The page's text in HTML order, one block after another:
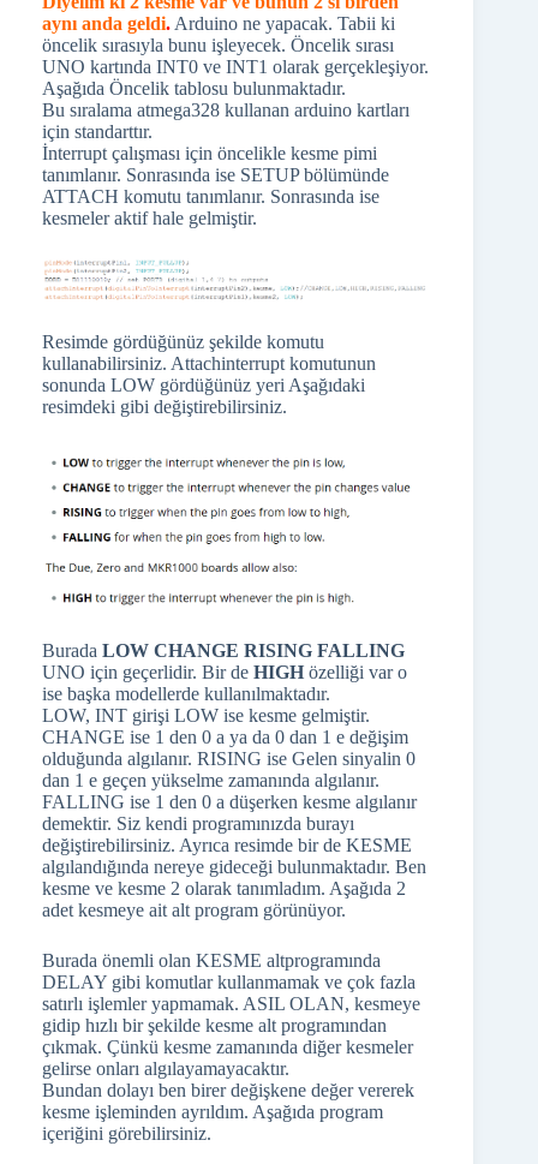
aynı anda geldi. Arduino ne yapacak. Tabii ki
öncelik sırasıyla bunu işleyecek. Öncelik sırası
UNO kartında INT0 ve INT1 olarak gerçekleşiyor.
Aşağıda Öncelik tablosu bulunmaktadır.
Bu sıralama atmega328 kullanan arduino kartları
için standarttır.
İnterrupt çalışması için öncelikle kesme pimi
tanımlanır. Sonrasında ise SETUP bölümünde
ATTACH komutu tanımlanır. Sonrasında ise
kesmeler aktif hale gelmiştir.
Resimde gördüğünüz şekilde komutu
kullanabilirsiniz. Attachinterrupt komutunun
sonunda LOW gördüğünüz yeri Aşağıdaki
resimdeki gibi değiştirebilirsiniz.
Burada LOW CHANGE RISING FALLING
UNO için geçerlidir. Bir de HIGH özelliği var o
ise başka modellerde kullanılmaktadır.
LOW, INT girişi LOW ise kesme gelmiştir.
CHANGE ise 1 den 0 a ya da 0 dan 1 e değişim
olduğunda algılanır. RISING ise Gelen sinyalin 0
dan 1 e geçen yükselme zamanında algılanır.
FALLING ise 1 den 0 a düşerken kesme algılanır
demektir. Siz kendi programınızda burayı
değiştirebilirsiniz. Ayrıca resimde bir de KESME
algılandığında nereye gideceği bulunmaktadır. Ben
kesme ve kesme 2 olarak tanımladım. Aşağıda 2
adet kesmeye ait alt program görünüyor.
Burada önemli olan KESME altprogramında
DELAY gibi komutlar kullanmamak ve çok fazla
satırlı işlemler yapmamak. ASIL OLAN, kesmeye
gidip hızlı bir şekilde kesme alt programından
çıkmak. Çünkü kesme zamanında diğer kesmeler
gelirse onları algılayamayacaktır.
Bundan dolayı ben birer değişkene değer vererek
kesme işleminden ayrıldım. Aşağıda program
içeriğini görebilirsiniz.